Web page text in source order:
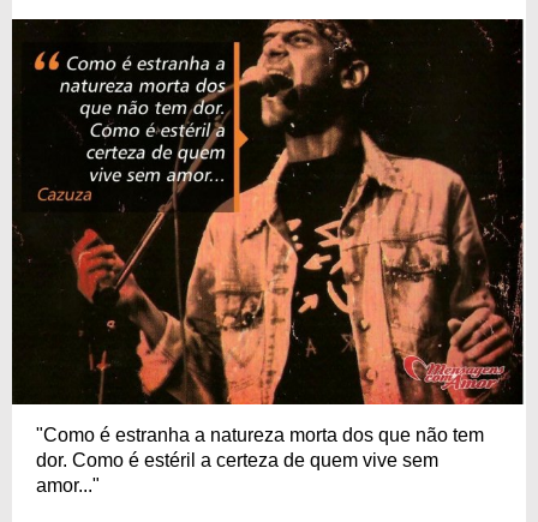
"Como é estranha a natureza morta dos que não tem
dor. Como é estéril a certeza de quem vive sem
amor..."